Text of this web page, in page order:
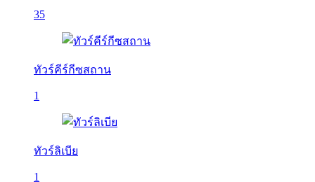
35
ทัวร์คีร์กีซสถาน
1
ทัวร์ลิเบีย
1